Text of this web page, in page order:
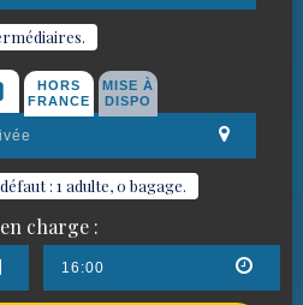
HORS
FRANCE
MISE À
DISPO
: 1 adulte, 0 bagage.
charge :